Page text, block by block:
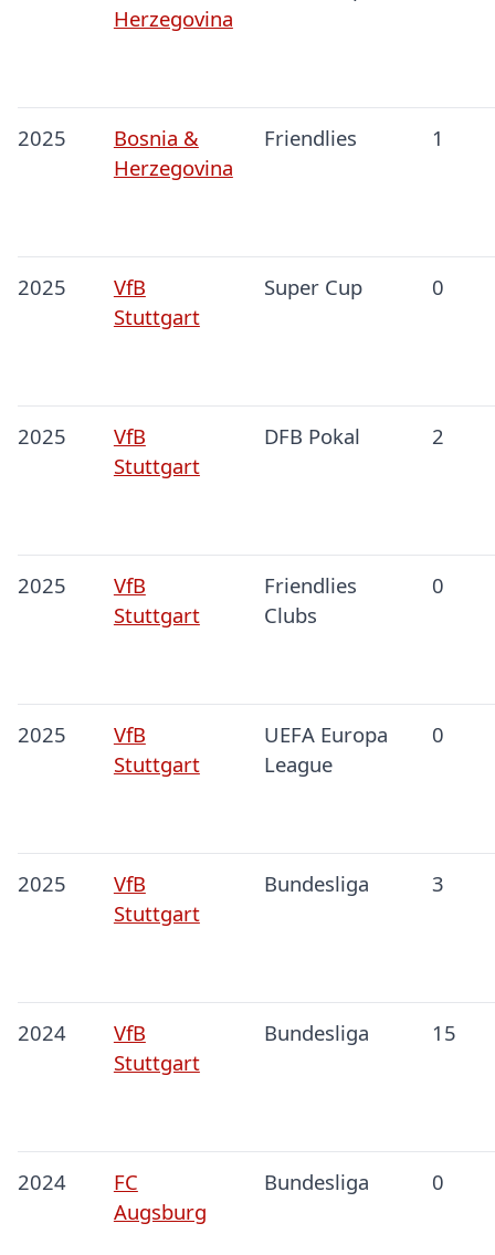
Herzegovina
2025
Bosnia &
Herzegovina
Friendlies 1
2025
VfB
Stuttgart
Super Cup 0
2025
VfB
Stuttgart
DFB Pokal 2
2025
VfB
Stuttgart
Friendlies
Clubs
0
2025
VfB
Stuttgart
UEFA Europa
League
0
2025
VfB
Stuttgart
Bundesliga 3
2024
VfB
Stuttgart
Bundesliga 15
2024
FC
Augsburg
Bundesliga 0